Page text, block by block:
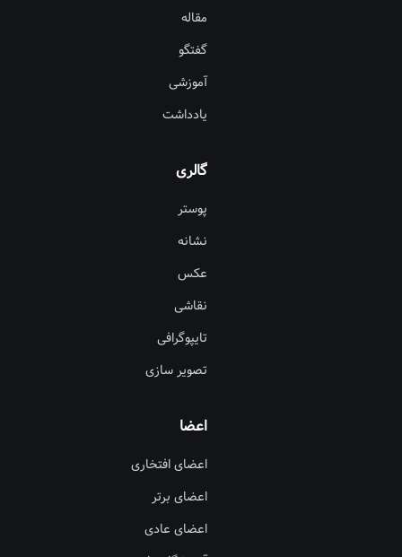
مقاله
گفتگو
آموزشی
یادداشت
گالری
پوستر
نشانه
عکس
نقاشی
تایپوگرافی
تصویر سازی
اعضا
اعضای افتخاری
اعضای برتر
اعضای عادی